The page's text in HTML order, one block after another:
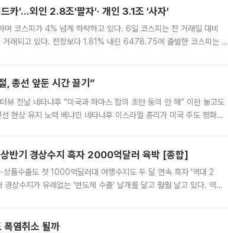
카'…외인 2.8조'팔자'· 개인 3.1조 '사자'
코스피가 4% 넘게 하락하고 있다. 6일 코스피는 전 거래일 대비
되고 있다. 전장보다 1.81% 내린 6478.75에 출발한 코스피는 장
, 총선 앞둔 시간 끌기”
뷰 전날 네타냐후 “미국과 하마스 합의 초안 동의 안 해” 이란 놓고도
현상 유지 노력 베냐민 네타냐후 이스라엘 총리가 미국 주도 평화위
반기 경상수지 흑자 2000억달러 육박 [종합]
품수출도 첫 1000억달러대 여행수지도 두 달 연속 흑자 '역대 2
상수지가 유례없는 '반도체 수출' 날개를 달고 훨훨 날고 있다. 역대
폭염취소 될까